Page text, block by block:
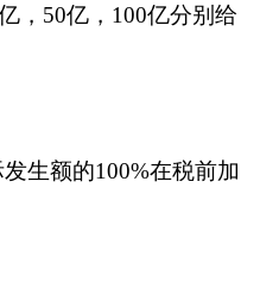
，50亿，100亿分别给
生额的100%在税前加